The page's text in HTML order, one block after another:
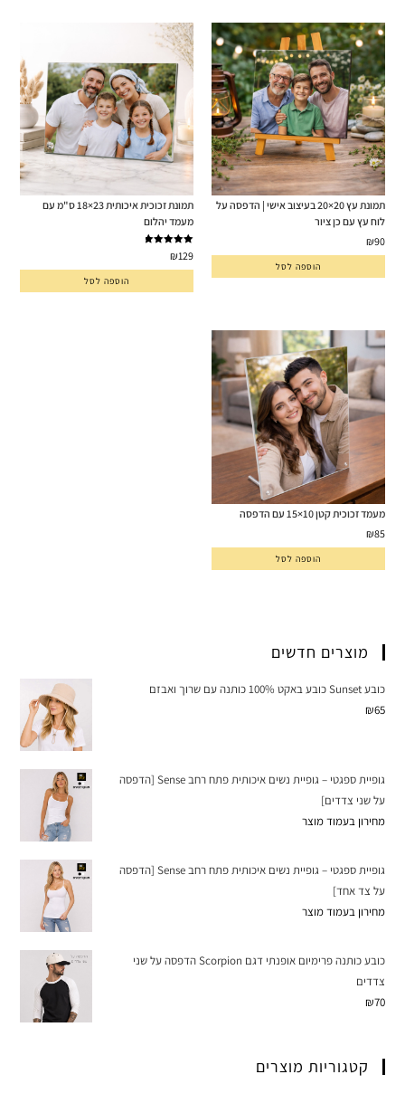
תמונת עץ 20×20 בעיצוב אישי | הדפסה על
לוח עץ עם כן ציור
₪90
הוספה לסל
תמונת זכוכית איכותית 23×18 ס"מ עם
מעמד יהלום
דורג5.00
₪129
הוספה לסל
מעמד זכוכית קטן 10×15 עם הדפסה
₪85
הוספה לסל
מוצרים חדשים
כובע Sunset כובע באקט 100% כותנה עם שרוך ואבזם
₪65
גופיית ספגטי – גופיית נשים איכותית פתח רחב Sense [הדפסה
על שני צדדים]
מחירון בעמוד מוצר
גופיית ספגטי – גופיית נשים איכותית פתח רחב Sense [הדפסה
על צד אחד]
מחירון בעמוד מוצר
כובע כותנה פרימיום אופנתי דגם Scorpion הדפסה על שני
צדדים
₪70
קטגוריות מוצרים